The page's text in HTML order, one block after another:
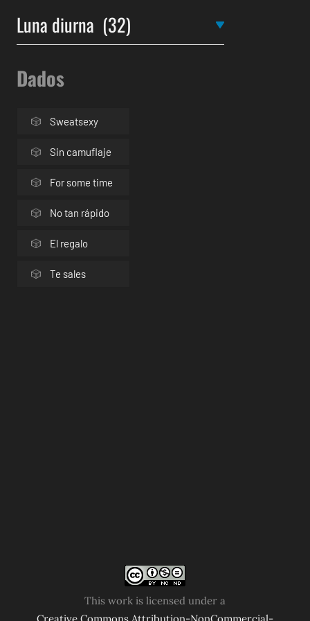
Dados
Sweatsexy
Sin camuflaje
For some time
No tan rápido
El regalo
Te sales
This work is licensed under a